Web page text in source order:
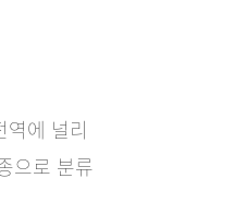
에 널리
으로 분류